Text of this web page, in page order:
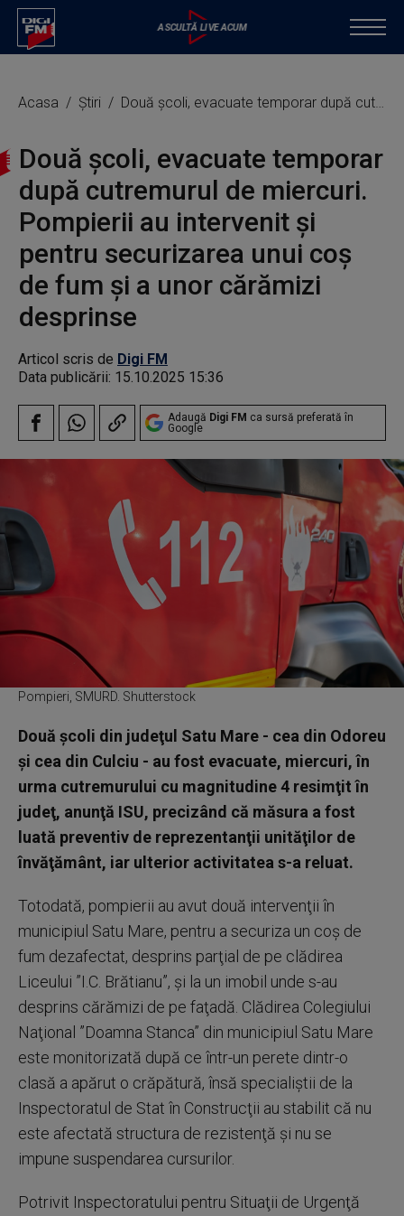
Acasa Știri Două şcoli, evacuate temporar după cutremurul de miercuri. Pompierii au intervenit și pentru securizarea unui coş de fum şi a unor cărămizi desprinse
Două şcoli, evacuate temporar
după cutremurul de miercuri.
Pompierii au intervenit și
pentru securizarea unui coş
de fum şi a unor cărămizi
desprinse
Articol scris de Digi FM
Data publicării: 15.10.2025 15:36
Adaugă Digi FM ca sursă preferată în
Google
Pompieri, SMURD. Shutterstock
Două şcoli din judeţul Satu Mare - cea din Odoreu
şi cea din Culciu - au fost evacuate, miercuri, în
urma cutremurului cu magnitudine 4 resimţit în
judeţ, anunţă ISU, precizând că măsura a fost
luată preventiv de reprezentanţii unităţilor de
învăţământ, iar ulterior activitatea s-a reluat.
Totodată, pompierii au avut două intervenţii în
municipiul Satu Mare, pentru a securiza un coş de
fum dezafectat, desprins parţial de pe clădirea
Liceului ”I.C. Brătianu”, şi la un imobil unde s-au
desprins cărămizi de pe faţadă. Clădirea Colegiului
Naţional ”Doamna Stanca” din municipiul Satu Mare
este monitorizată după ce într-un perete dintr-o
clasă a apărut o crăpătură, însă specialiştii de la
Inspectoratul de Stat în Construcţii au stabilit că nu
este afectată structura de rezistenţă şi nu se
impune suspendarea cursurilor.
Potrivit Inspectoratului pentru Situaţii de Urgenţă